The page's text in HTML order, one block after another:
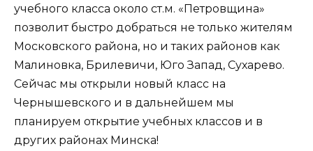
учебного класса около ст.м. «Петровщина»
позволит быстро добраться не только жителям
Московского района, но и таких районов как
Малиновка, Брилевичи, Юго Запад, Сухарево.
Сейчас мы открыли новый класс на
Чернышевского и в дальнейшем мы
планируем открытие учебных классов и в
других районах Минска!